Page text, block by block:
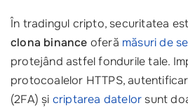
În tradingul cripto, securitatea
clona binance oferă măsuri de
protejând astfel fondurile tale.
protocoalelor HTTPS,
(2FA) și criptarea datelorsunt